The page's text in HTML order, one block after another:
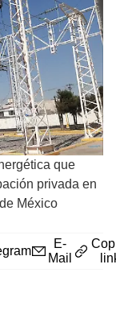
que
privada en
México
E-
Mail